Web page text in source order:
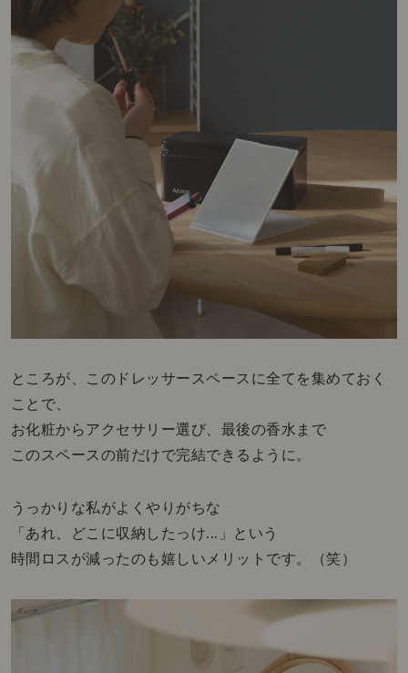
ところが、このドレッサースペースに全てを集めておく
ことで、
お化粧からアクセサリー選び、最後の香水まで
このスペースの前だけで完結できるように。
うっかりな私がよくやりがちな
「あれ、どこに収納したっけ...」という
時間ロスが減ったのも嬉しいメリットです。（笑）